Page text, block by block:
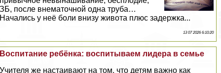
ЗБ, после внематочной одна труба…
Начались у неё боли внизу живота плюс задержка...
13 07 2026 6:10:20
Воспитание ребёнка: воспитываем лидера в семье
Учителя же настаивают на том, что детям важно как